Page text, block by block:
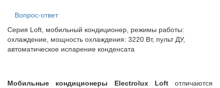
Вопрос-ответ
Серия Loft, мобильный кондиционер, режимы работы:
охлаждение, мощность охлаждения: 3220 Вт, пульт ДУ,
автоматическое испарение конденсата
Мобильные кондиционеры Electrolux Loftотличаются